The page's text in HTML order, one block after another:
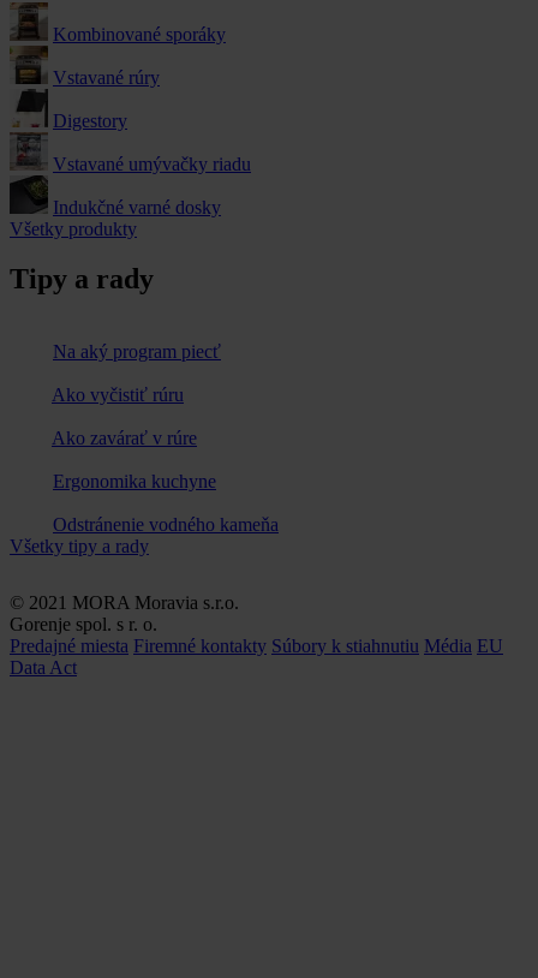
Kombinované sporáky
Vstavané rúry
Digestory
Vstavané umývačky riadu
Indukčné varné dosky
Všetky produkty
Tipy a rady
Na aký program piecť
Ako vyčistiť rúru
Ako zavárať v rúre
Ergonomika kuchyne
Odstránenie vodného kameňa
Všetky tipy a rady
© 2021 MORA Moravia s.r.o.
Gorenje spol. s r. o.
Predajné miesta Firemné kontakty Súbory k stiahnutiu Média EU
Data Act